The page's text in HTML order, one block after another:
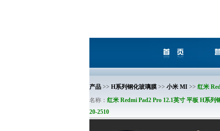
产品 >> H系列钢化玻璃膜 >> 小米 MI >> 红米
名称： 红米 Redmi Pad2 Pro 12.1英寸 平板 H系列
20-2510